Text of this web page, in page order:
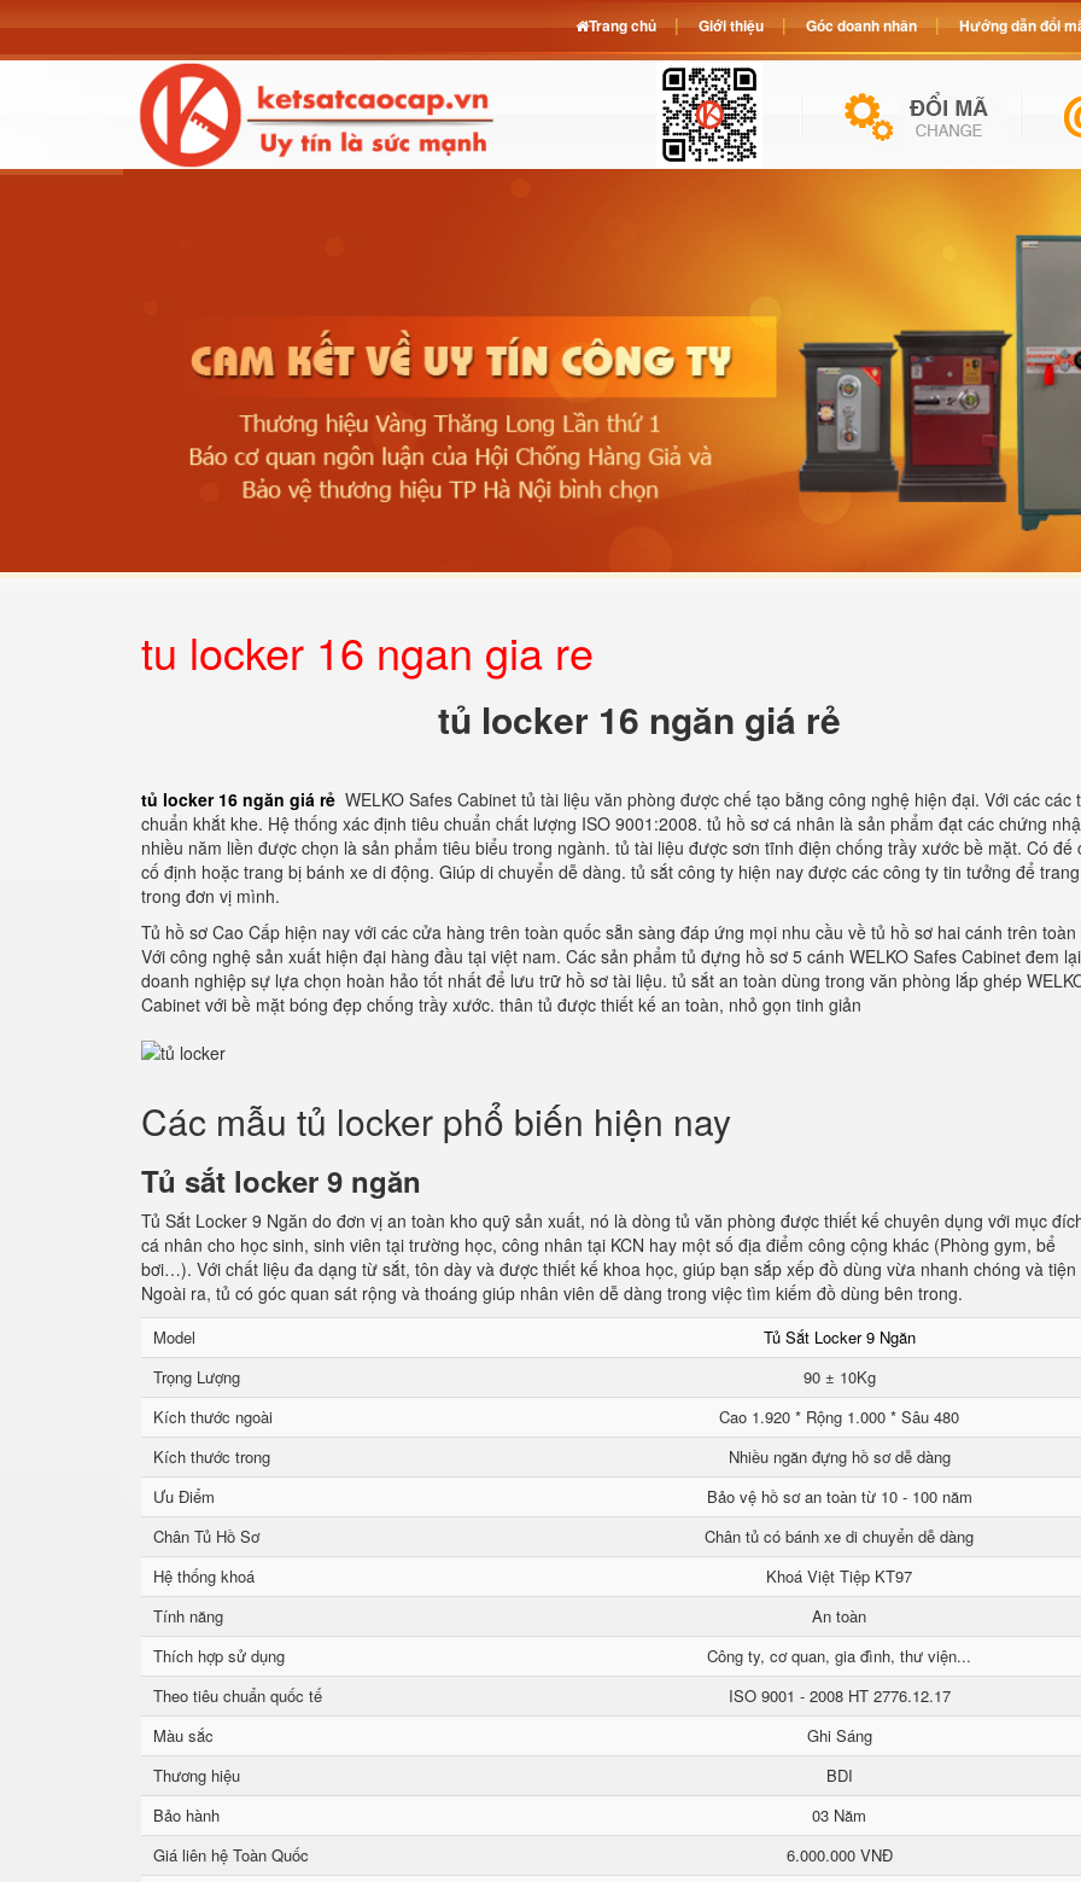
tu locker 16 ngan gia re
tủ locker 16 ngăn giá rẻ
tủ locker 16 ngăn giá rẻ WELKO Safes Cabinet tủ tài liệu văn phòng được chế tạo bằng công nghệ hiện đại. Với các các
chuẩn khắt khe. Hệ thống xác định tiêu chuẩn chất lượng ISO 9001:2008. tủ hồ sơ cá nhân là sản phẩm đạt các chứng
nhiều năm liền được chọn là sản phẩm tiêu biểu trong ngành. tủ tài liệu được sơn tĩnh điện chống trầy xước bề mặt. Có đế
cố định hoặc trang bị bánh xe di động. Giúp di chuyển dễ dàng. tủ sắt công ty hiện nay được các công ty tin tưởng để
trong đơn vị mình.
Tủ hồ sơ Cao Cấp hiện nay với các cửa hàng trên toàn quốc sẵn sàng đáp ứng mọi nhu cầu về tủ hồ sơ hai cánh trên toàn
Với công nghệ sản xuất hiện đại hàng đầu tại việt nam. Các sản phẩm tủ đựng hồ sơ 5 cánh WELKO Safes Cabinet đem
doanh nghiệp sự lựa chọn hoàn hảo tốt nhất để lưu trữ hồ sơ tài liệu. tủ sắt an toàn dùng trong văn phòng lắp ghép
Cabinet với bề mặt bóng đẹp chống trầy xước. thân tủ được thiết kế an toàn, nhỏ gọn tinh giản
Các mẫu tủ locker phổ biến hiện nay
Tủ sắt locker 9 ngăn
Tủ Sắt Locker 9 Ngăn do đơn vị an toàn kho quỹ sản xuất, nó là dòng tủ văn phòng được thiết kế chuyên dụng với mục
cá nhân cho học sinh, sinh viên tại trường học, công nhân tại KCN hay một số địa điểm công cộng khác (Phòng gym, bể
bơi…). Với chất liệu đa dạng từ sắt, tôn dày và được thiết kế khoa học, giúp bạn sắp xếp đồ dùng vừa nhanh chóng và tiện
Ngoài ra, tủ có góc quan sát rộng và thoáng giúp nhân viên dễ dàng trong việc tìm kiếm đồ dùng bên trong.
Model
Tủ Sắt Locker 9 Ngăn
Trọng Lượng
90 ± 10Kg
Kích thước ngoài
Cao 1.920 * Rộng 1.000 * Sâu 480
Kích thước trong
Nhiều ngăn đựng hồ sơ dễ dàng
Ưu Điểm
Bảo vệ hồ sơ an toàn từ 10 - 100 năm
Chân Tủ Hồ Sơ
Chân tủ có bánh xe di chuyển dễ dàng
Hệ thống khoá
Khoá Việt Tiệp KT97
Tính năng
An toàn
Thích hợp sử dụng
Công ty, cơ quan, gia đình, thư viện...
Theo tiêu chuẩn quốc tế
ISO 9001 - 2008 HT 2776.12.17
Màu sắc
Ghi Sáng
Thương hiệu
BDI
Bảo hành
03 Năm
Giá liên hệ Toàn Quốc
6.000.000 VNĐ
Trang chủ Giới thiệu Góc doanh nhân Hướng dẫn đổi